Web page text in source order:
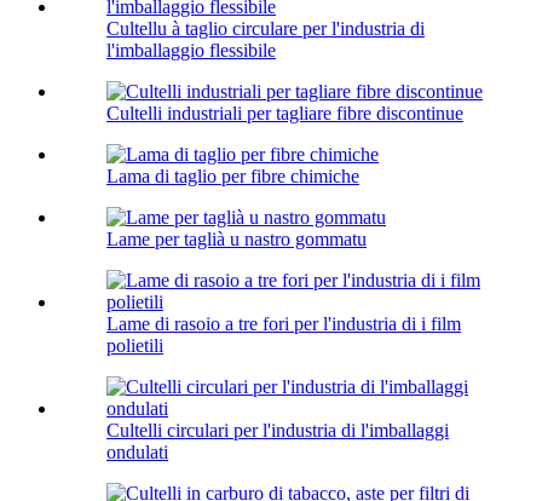
Cultellu à taglio circulare per l'industria di
l'imballaggio flessibile
Cultelli industriali per tagliare fibre discontinue
Lama di taglio per fibre chimiche
Lame per taglià u nastro gommatu
Lame di rasoio a tre fori per l'industria di i film
polietili
Cultelli circulari per l'industria di l'imballaggi
ondulati